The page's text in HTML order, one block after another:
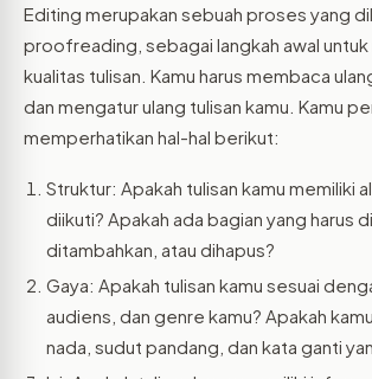
Editing merupakan sebuah proses yang
proofreading, sebagai langkah awal
kualitas tulisan. Kamu harus membaca
dan mengatur ulang tulisan kamu. Kamu
memperhatikan hal-hal berikut:
Struktur: Apakah tulisan kamu memiliki
diikuti? Apakah ada bagian yang harus
ditambahkan, atau dihapus?
Gaya: Apakah tulisan kamu sesuai
audiens, dan genre kamu? Apakah
nada, sudut pandang, dan kata ganti